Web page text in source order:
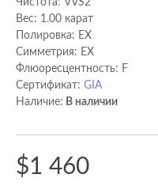
Чистота: VVS2
Вес: 1.00 карат
Полировка: EX
Cимметрия: EX
Флюоресцентность: F
Сертификат: GIA
Наличие: В наличии
$1 460